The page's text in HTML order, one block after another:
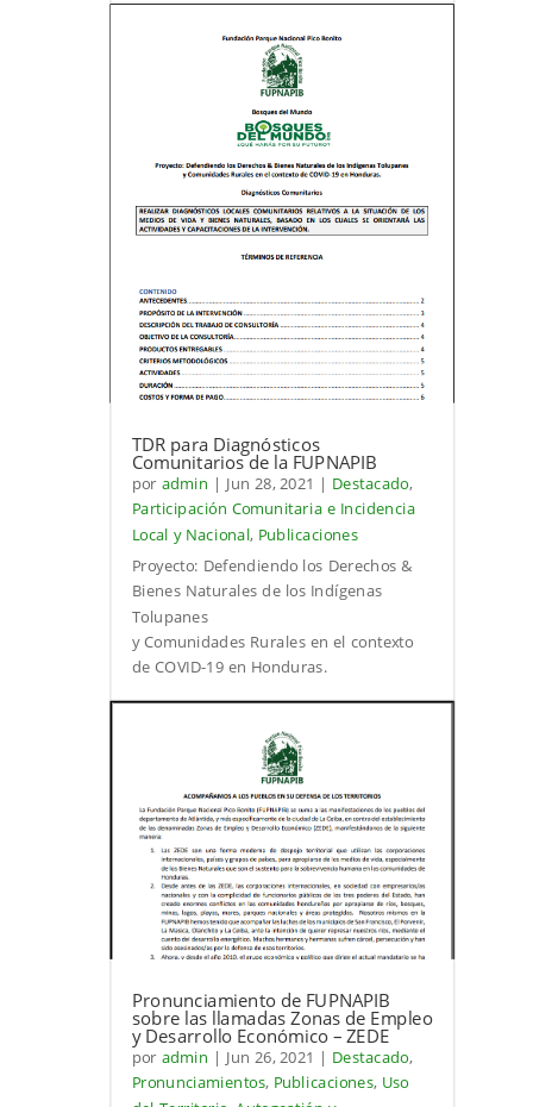
TDR para Diagnósticos
Comunitarios de la FUPNAPIB
por admin | Jun 28, 2021 | Destacado,
Participación Comunitaria e Incidencia
Local y Nacional, Publicaciones
Proyecto: Defendiendo los Derechos &
Bienes Naturales de los Indígenas
Tolupanes
y Comunidades Rurales en el contexto
de COVID-19 en Honduras.
Pronunciamiento de FUPNAPIB
sobre las llamadas Zonas de Empleo
y Desarrollo Económico – ZEDE
por admin | Jun 26, 2021 | Destacado,
Pronunciamientos, Publicaciones, Uso